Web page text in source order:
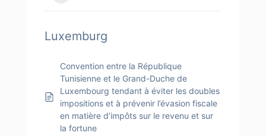
Luxemburg
Convention entre la République
Tunisienne et le Grand-Duche de
Luxembourg tendant à éviter les doubles
impositions et à prévenir l’évasion fiscale
en matière d’impôts sur le revenu et sur
la fortune